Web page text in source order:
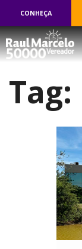
CONHEÇA
Tag: